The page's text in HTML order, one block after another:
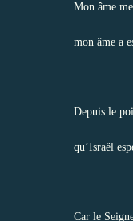
Mon âme
mon âme a
Depuis le
qu’Israël
Car le